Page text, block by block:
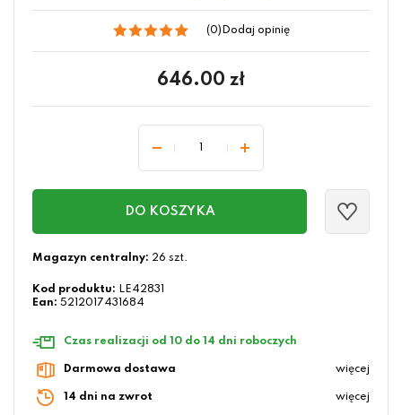
(0) Dodaj opinię
646.00 zł
DO KOSZYKA
Magazyn centralny: 26 szt.
Kod produktu: LE42831
Ean: 5212017431684
Czas realizacji od 10 do 14 dni roboczych
Darmowa dostawa więcej
14 dni na zwrot więcej